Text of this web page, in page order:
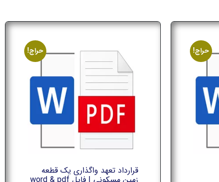
حراج! حراج!
قرارداد تعهد واگذاری یک قطعه